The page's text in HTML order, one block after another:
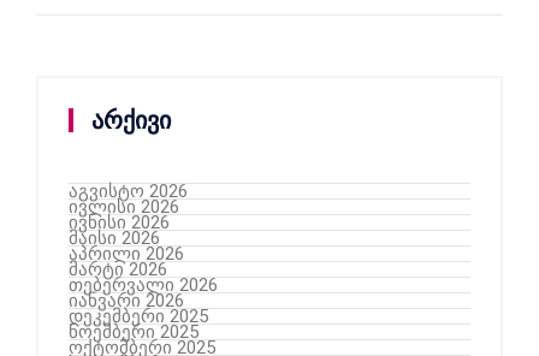
არქივი
აგვისტო 2026
ივლისი 2026
ივნისი 2026
მაისი 2026
აპრილი 2026
მარტი 2026
თებერვალი 2026
იანვარი 2026
დეკემბერი 2025
ნოემბერი 2025
ოქტომბერი 2025